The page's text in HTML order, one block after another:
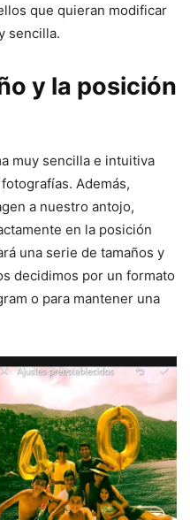
que quieran modificar
sencilla.
y la posición
muy sencilla e intuitiva
Además,
a nuestro antojo,
en la posición
una serie de tamaños y
decidimos por un formato
o para mantener una